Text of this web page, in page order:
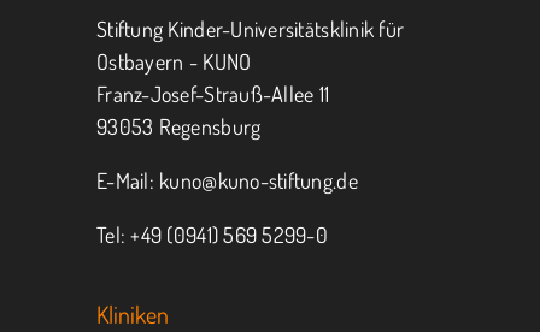
Stiftung Kinder-Universitätsklinik für
Ostbayern - KUNO
Franz-Josef-Strauß-Allee 11
93053 Regensburg
E-Mail: kuno@kuno-stiftung.de
Tel: +49 (0941) 569 5299-0
Kliniken